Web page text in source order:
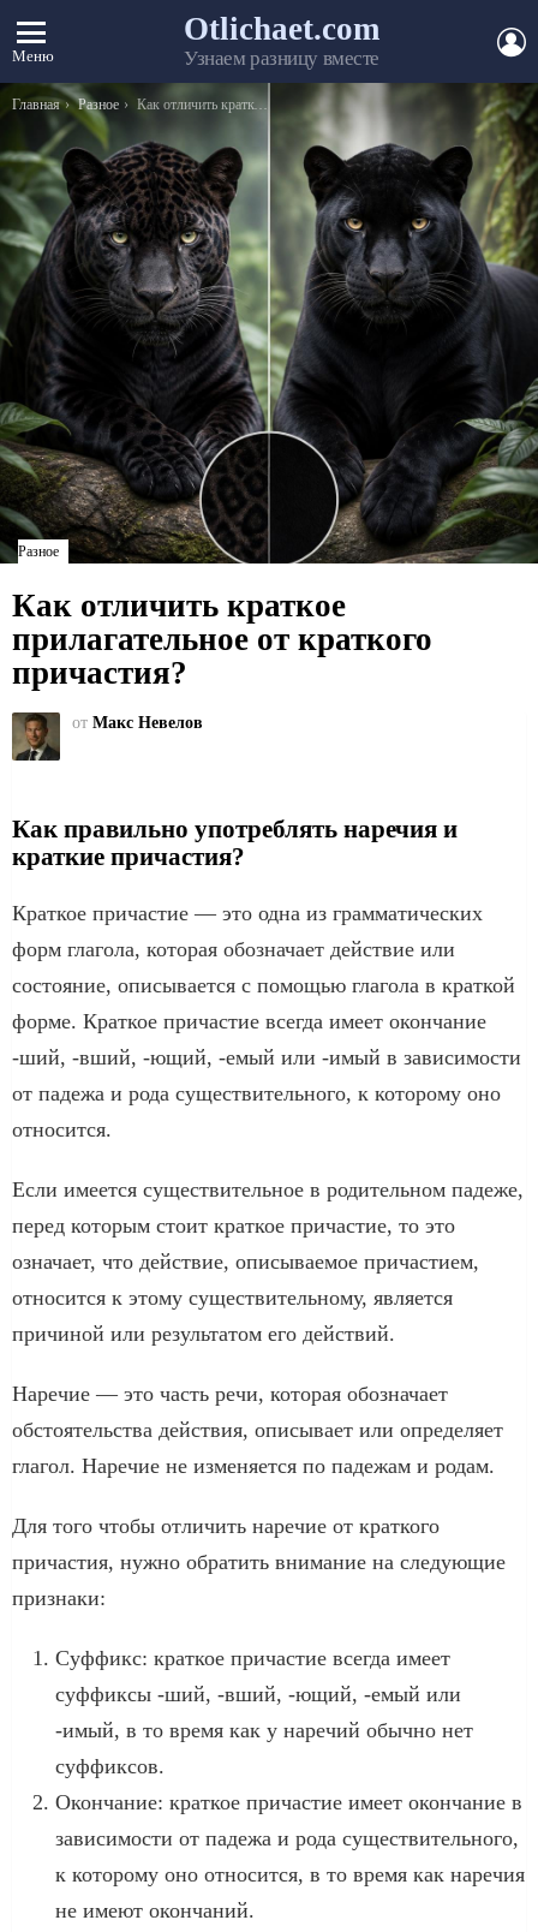
Меню
Otlichaet.com
Узнаем разницу вместе
Вы здесь:
Главная Разное Как отличить краткое прилагательное от краткого причастия?
Разное
Как отличить краткое
прилагательное от краткого
причастия?
от Макс Невелов
Как правильно употреблять наречия и
краткие причастия?
Краткое причастие — это одна из грамматических
форм глагола, которая обозначает действие или
состояние, описывается с помощью глагола в краткой
форме. Краткое причастие всегда имеет окончание
-ший, -вший, -ющий, -емый или -имый в зависимости
от падежа и рода существительного, к которому оно
относится.
Если имеется существительное в родительном падеже,
перед которым стоит краткое причастие, то это
означает, что действие, описываемое причастием,
относится к этому существительному, является
причиной или результатом его действий.
Наречие — это часть речи, которая обозначает
обстоятельства действия, описывает или определяет
глагол. Наречие не изменяется по падежам и родам.
Для того чтобы отличить наречие от краткого
причастия, нужно обратить внимание на следующие
признаки:
Суффикс: краткое причастие всегда имеет
суффиксы -ший, -вший, -ющий, -емый или
-имый, в то время как у наречий обычно нет
суффиксов.
Окончание: краткое причастие имеет окончание в
зависимости от падежа и рода существительного,
к которому оно относится, в то время как наречия
не имеют окончаний.